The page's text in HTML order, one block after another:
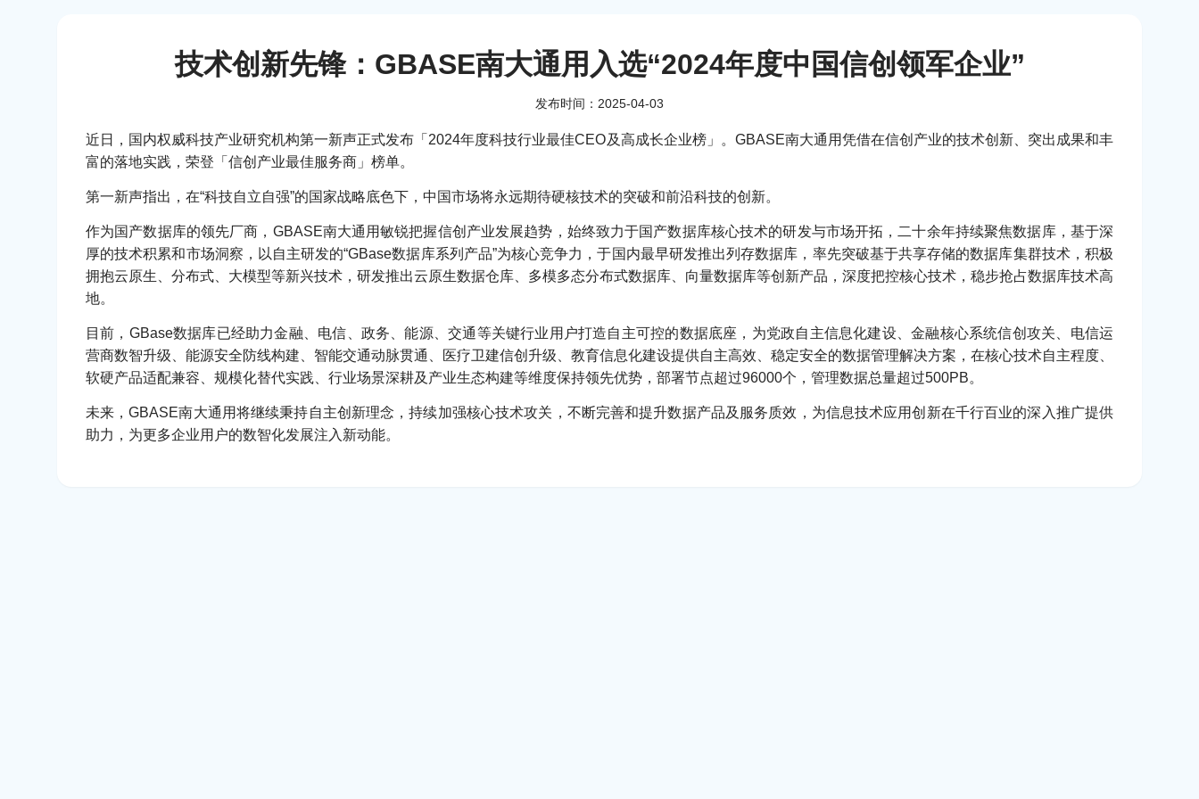
技术创新先锋：GBASE南大通用入选“2024年度中国信创领军企业”
发布时间：2025-04-03
近日，国内权威科技产业研究机构第一新声正式发布「2024年度科技行业最佳CEO及高成长企业榜」。GBASE南大通用凭借在信创产业的技术创新、突出成果和丰
富的落地实践，荣登「信创产业最佳服务商」榜单。
第一新声指出，在“科技自立自强”的国家战略底色下，中国市场将永远期待硬核技术的突破和前沿科技的创新。
作为国产数据库的领先厂商，GBASE南大通用敏锐把握信创产业发展趋势，始终致力于国产数据库核心技术的研发与市场开拓，二十余年持续聚焦数据库，基于深
厚的技术积累和市场洞察，以自主研发的“GBase数据库系列产品”为核心竞争力，于国内最早研发推出列存数据库，率先突破基于共享存储的数据库集群技术，积极
拥抱云原生、分布式、大模型等新兴技术，研发推出云原生数据仓库、多模多态分布式数据库、向量数据库等创新产品，深度把控核心技术，稳步抢占数据库技术高
地。
目前，GBase数据库已经助力金融、电信、政务、能源、交通等关键行业用户打造自主可控的数据底座，为党政自主信息化建设、金融核心系统信创攻关、电信运
营商数智升级、能源安全防线构建、智能交通动脉贯通、医疗卫建信创升级、教育信息化建设提供自主高效、稳定安全的数据管理解决方案，在核心技术自主程度、
软硬产品适配兼容、规模化替代实践、行业场景深耕及产业生态构建等维度保持领先优势，部署节点超过96000个，管理数据总量超过500PB。
未来，GBASE南大通用将继续秉持自主创新理念，持续加强核心技术攻关，不断完善和提升数据产品及服务质效，为信息技术应用创新在千行百业的深入推广提供
助力，为更多企业用户的数智化发展注入新动能。